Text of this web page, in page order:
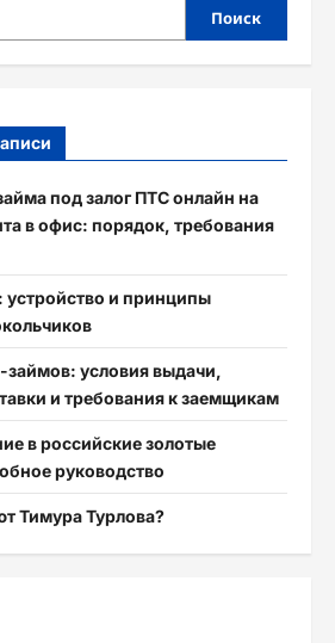
Поиск
под залог ПТС онлайн на
в офис: порядок, требования
устройство и принципы
условия выдачи,
и требования к заемщикам
в российские золотые
руководство
Тимура Турлова?